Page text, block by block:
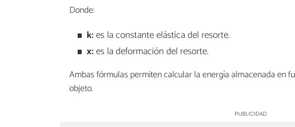
Donde:
k:es la constante elástica del resorte.
x:es la deformación del resorte.
Ambas fórmulas permiten calcular la energía almacenada en
objeto.